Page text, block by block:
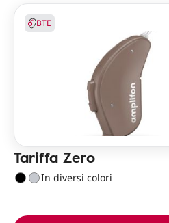
BTE
Tariffa Zero
In diversi colori